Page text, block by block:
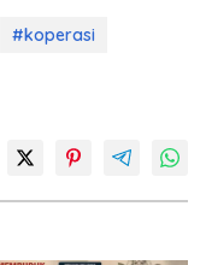
#koperasi